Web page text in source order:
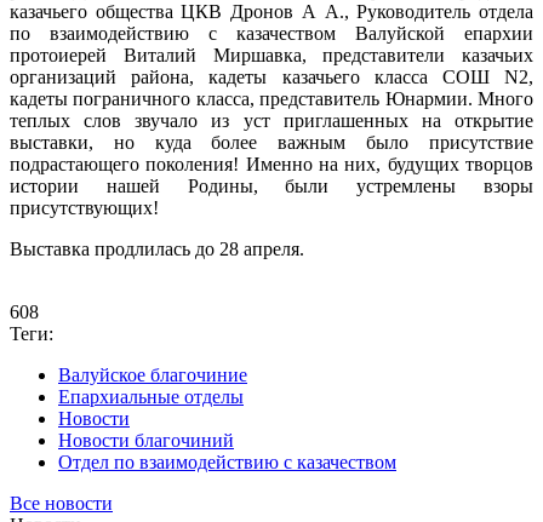
казачьего общества ЦКВ Дронов А А., Руководитель отдела
по взаимодействию с казачеством Валуйской епархии
протоиерей Виталий Миршавка, представители казачьих
организаций района, кадеты казачьего класса СОШ N2,
кадеты пограничного класса, представитель Юнармии. Много
теплых слов звучало из уст приглашенных на открытие
выставки, но куда более важным было присутствие
подрастающего поколения! Именно на них, будущих творцов
истории нашей Родины, были устремлены взоры
присутствующих!
Выставка продлилась до 28 апреля.
608
Теги:
Валуйское благочиние
Епархиальные отделы
Новости
Новости благочиний
Отдел по взаимодействию с казачеством
Все новости